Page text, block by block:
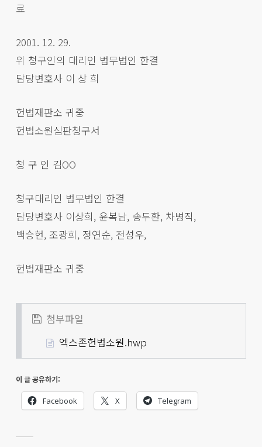
료
2001. 12. 29.
위 청구인의 대리인 법무법인 한결
담당변호사 이 상 희
헌법재판소 귀중
헌법소원심판청구서
청 구 인 김OO
청구대리인 법무법인 한결
담당변호사 이상희, 윤복남, 송두환, 차병직,
백승헌, 조광희, 정연순, 전성우,
헌법재판소 귀중
첨부파일
엑스존헌법소원.hwp
이 글 공유하기:
Facebook X Telegram